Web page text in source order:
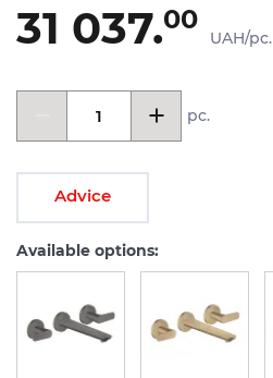
31 037.00
UAH/pc.
pc.
Advice
Available options: